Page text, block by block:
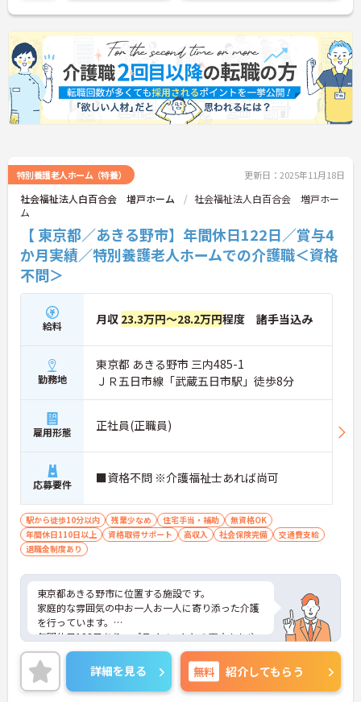
特別養護老人ホーム（特養） 更新日：2025年11月18日
社会福祉法人白百合会 増戸ホーム
社会福祉法人白百合会 増戸ホー
ム
【 東京都／あきる野市】年間休日122日／賞与4
か月実績／特別養護老人ホームでの介護職＜資格
不問＞
給料 月収 23.3万円～28.2万円程度 諸手当込み
勤務地
東京都 あきる野市 三内485-1
ＪＲ五日市線「武蔵五日市駅」徒歩8分
雇用形態 正社員(正職員)
応募要件 ■資格不問 ※介護福祉士あれば尚可
駅から徒歩10分以内 残業少なめ 住宅手当・補助
無資格OK
年間休日110日以上
資格取得サポート 高収入 社会保険完備
交通費支給
退職金制度あり
東京都あきる野市に位置する施設です。
家庭的な雰囲気の中お一人お一人に寄り添った介護
を行っています。
年間休日122日あり、プライベートとの両立もしや
すいです。
ご興味ある方には、面接対策ポイントなど、さらに
詳細をお話しいたしますのでお気軽にご相談くださ
い！
詳細を見る 無料 紹介してもらう